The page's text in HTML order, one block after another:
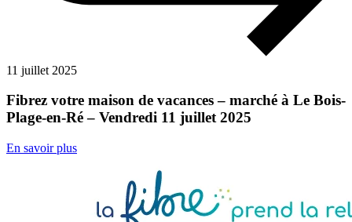
11 juillet 2025
Fibrez votre maison de vacances – marché à Le Bois-
Plage-en-Ré – Vendredi 11 juillet 2025
En savoir plus